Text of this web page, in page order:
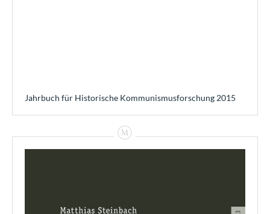
Jahrbuch für Historische Kommunismusforschung 2015